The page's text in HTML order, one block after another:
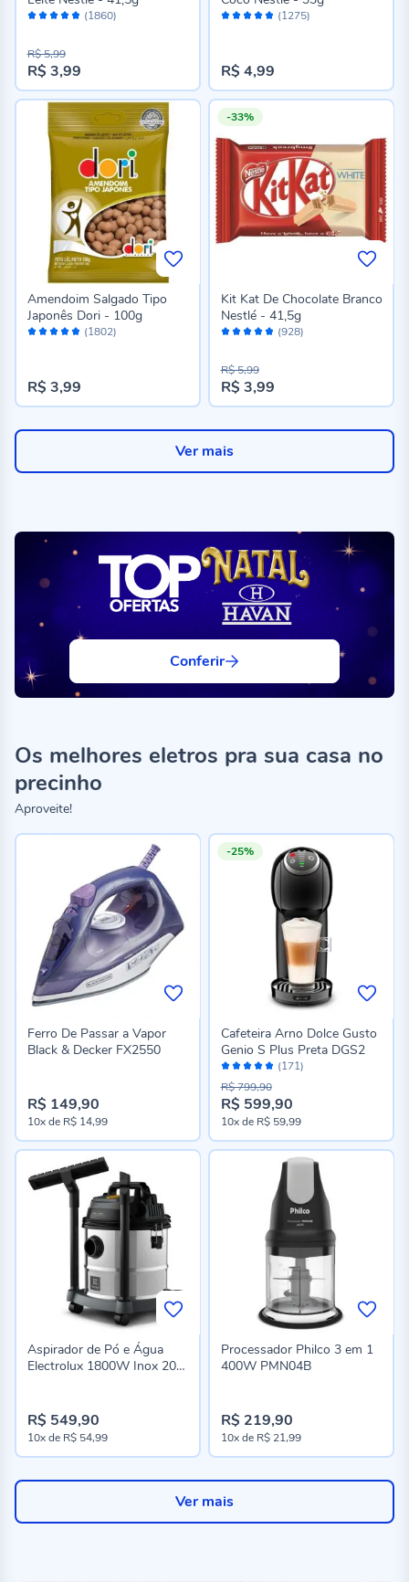
Avaliação: (1860)
Preço
especial
R$ 3,99
R$ 5,99
Avaliação: (1275)
R$ 4,99
Avaliação: (1802)
Amendoim Salgado Tipo
Japonês Dori - 100g
R$ 3,99
-33%
Avaliação: (928)
Kit Kat De Chocolate Branco
Nestlé - 41,5g
Preço
especial
R$ 3,99
R$ 5,99
Ver mais
Conferir
Os melhores eletros pra sua casa no
precinho
Aproveite!
Ferro De Passar a Vapor
Black & Decker FX2550
R$ 149,90
10xde R$ 14,99
-25%
Avaliação:
98%
(171)
Cafeteira Arno Dolce Gusto
Genio S Plus Preta DGS2
R$ 599,90
R$ 799,90
10xde R$ 59,99
Aspirador de Pó e Água
Electrolux 1800W Inox 20
R$ 549,90
10xde R$ 54,99
Processador Philco 3 em 1
400W PMN04B
R$ 219,90
10xde R$ 21,99
Ver mais